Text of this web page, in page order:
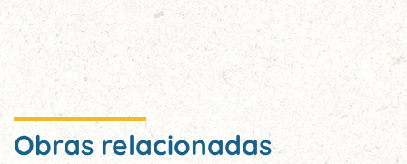
Obras relacionadas